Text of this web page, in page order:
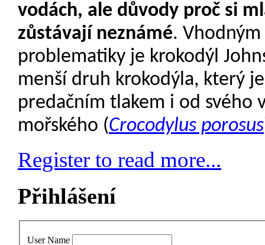
vodách, ale důvody proč si
zůstávají neznámé.
problematiky je krokodýl
menší druh krokodýla, který
predačním tlakem i od svého
mořského (Crocodylus porosus
Register to read more...
Přihlášení
User Name